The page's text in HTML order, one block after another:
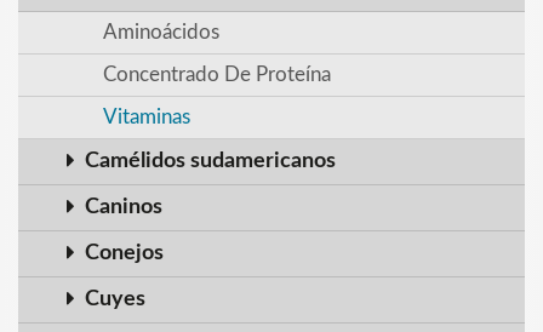
Aminoácidos
Concentrado De Proteína
Vitaminas
Camélidos sudamericanos
Caninos
Conejos
Cuyes